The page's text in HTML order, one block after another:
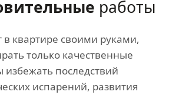
работы
квартире своими руками,
только качественные
последствий
испарений, развития